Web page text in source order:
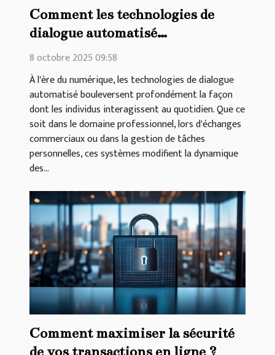
Comment les technologies de
dialogue automatisé
transforment-elles l'interaction
8 octobre 2025 09:58
À l'ère du numérique, les technologies de dialogue
automatisé bouleversent profondément la façon
dont les individus interagissent au quotidien. Que ce
soit dans le domaine professionnel, lors d'échanges
commerciaux ou dans la gestion de tâches
personnelles, ces systèmes modifient la dynamique
des...
Comment maximiser la sécurité
de vos transactions en ligne ?